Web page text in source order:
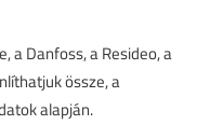
a Danfoss, a Resideo, a
össze, a
alapján.